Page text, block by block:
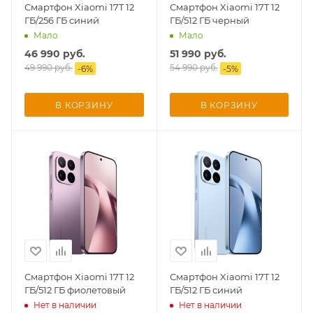
Смартфон Xiaomi 17T 12
ГБ/256 ГБ синий
Мало
46 990 руб.
49 990руб. -6%
В КОРЗИНУ
Смартфон Xiaomi 17T 12
ГБ/512 ГБ черный
Мало
51 990 руб.
54 990руб. -5%
В КОРЗИНУ
Смартфон Xiaomi 17T 12
ГБ/512 ГБ фиолетовый
Нет в наличии
Смартфон Xiaomi 17T 12
ГБ/512 ГБ синий
Нет в наличии
Добавляйте товары
в корзину
% картой любого банка
Получайте товар
выбранный способом
Оставшиеся75
списываться с вашей карты
по25% каждые 2 недели
Подробнее